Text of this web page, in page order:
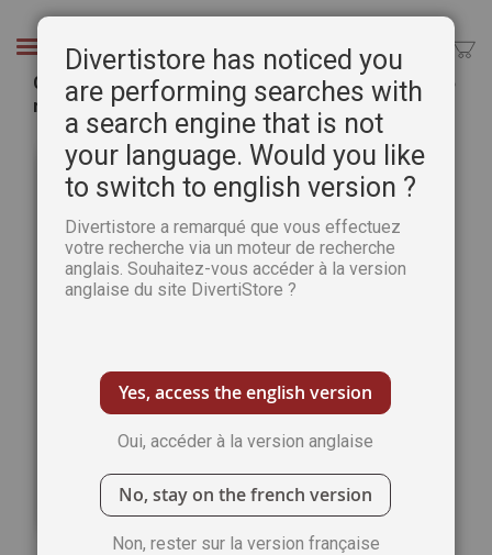
Chercher
Collection 2017 complète - Plaisirs de peindre : 6
numéros collectors
galerie
d’images
Divertistore has noticed you
are performing searches with
a search engine that is not
your language. Would you like
to switch to english version ?
Divertistore a remarqué que vous effectuez
votre recherche via un moteur de recherche
anglais. Souhaitez-vous accéder à la version
anglaise du site DivertiStore ?
Yes, access the english version
Oui, accéder à la version anglaise
No, stay on the french version
Non, rester sur la version française